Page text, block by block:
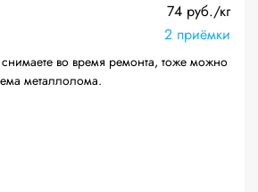
74 руб./кг
2 приёмки
во время ремонта, тоже можно
металлолома.